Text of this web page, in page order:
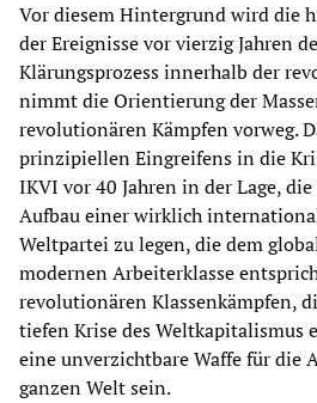
Vor diesem Hintergrund wird die
der Ereignisse vor vierzig Jahren
Klärungsprozess innerhalb der
nimmt die Orientierung der
revolutionären Kämpfen vorweg.
prinzipiellen Eingreifens in die
IKVI vor 40 Jahren in der Lage,
Aufbau einer wirklich
Weltpartei zu legen, die dem
modernen Arbeiterklasse
revolutionären Klassenkämpfen,
tiefen Krise des Weltkapitalismus
eine unverzichtbare Waffe für die
ganzen Welt sein.